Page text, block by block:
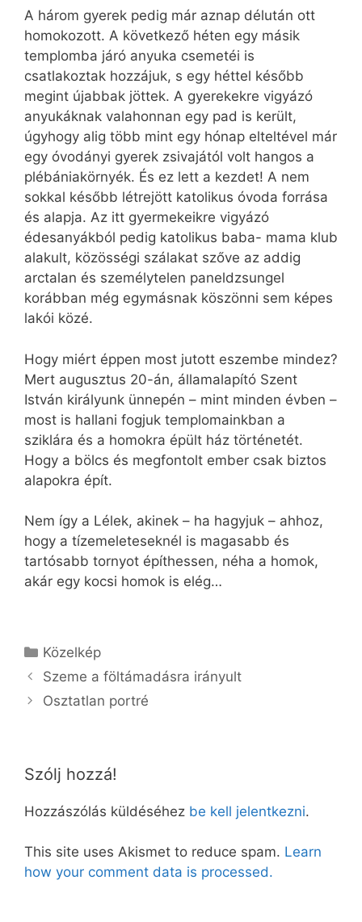
A három gyerek pedig már aznap délután ott
homokozott. A következő héten egy másik
templomba járó anyuka csemetéi is
csatlakoztak hozzájuk, s egy héttel később
megint újabbak jöttek. A gyerekekre vigyázó
anyukáknak valahonnan egy pad is került,
úgyhogy alig több mint egy hónap elteltével már
egy óvodányi gyerek zsivajától volt hangos a
plébániakörnyék. És ez lett a kezdet! A nem
sokkal később létrejött katolikus óvoda forrása
és alapja. Az itt gyermekeikre vigyázó
édesanyákból pedig katolikus baba- mama klub
alakult, közösségi szálakat szőve az addig
arctalan és személytelen paneldzsungel
korábban még egymásnak köszönni sem képes
lakói közé.
Hogy miért éppen most jutott eszembe mindez?
Mert augusztus 20-án, államalapító Szent
István királyunk ünnepén – mint minden évben –
most is hallani fogjuk templomainkban a
sziklára és a homokra épült ház történetét.
Hogy a bölcs és megfontolt ember csak biztos
alapokra épít.
Nem így a Lélek, akinek – ha hagyjuk – ahhoz,
hogy a tízemeleteseknél is magasabb és
tartósabb tornyot építhessen, néha a homok,
akár egy kocsi homok is elég…
Kategória
Közelkép
Szeme a föltámadásra irányult
Osztatlan portré
Szólj hozzá!
Hozzászólás küldéséhez be kell jelentkezni.
This site uses Akismet to reduce spam. Learn
how your comment data is processed.